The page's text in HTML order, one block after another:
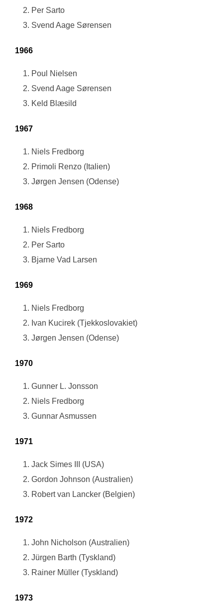
Per Sarto
Svend Aage Sørensen
1966
Poul Nielsen
Svend Aage Sørensen
Keld Blæsild
1967
Niels Fredborg
Primoli Renzo (Italien)
Jørgen Jensen (Odense)
1968
Niels Fredborg
Per Sarto
Bjarne Vad Larsen
1969
Niels Fredborg
Ivan Kucirek (Tjekkoslovakiet)
Jørgen Jensen (Odense)
1970
Gunner L. Jonsson
Niels Fredborg
Gunnar Asmussen
1971
Jack Simes III (USA)
Gordon Johnson (Australien)
Robert van Lancker (Belgien)
1972
John Nicholson (Australien)
Jürgen Barth (Tyskland)
Rainer Müller (Tyskland)
1973